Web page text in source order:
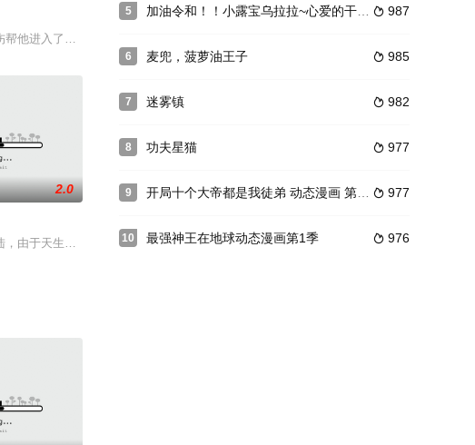
，将男主逮捕归案等
、菠萝吹雪、陆小果成立的正教最让人瞩目。三人号称果
帮他进入了魅谷，在心中解释“与其回到玖宫岭，倒不如去昧谷破坏传送门，这样既可以阻
毁容，嚣张性格发生逆
家都对步宗所知甚少，白糖等猫只得抱着种种疑问，踏入
2.0
由于天生无灵根，只能凭借系统赠予的“生活必备技能”勉强生活。殊不知在那些修炼者
5  987
加油令和！！小露宝乌拉拉~心爱的干拌担担面
6  985
麦兜，菠萝油王子
7  982
迷雾镇
8  977
功夫星猫
9  977
开局十个大帝都是我徒弟 动态漫画 第2季
10  976
最强神王在地球动态漫画第1季